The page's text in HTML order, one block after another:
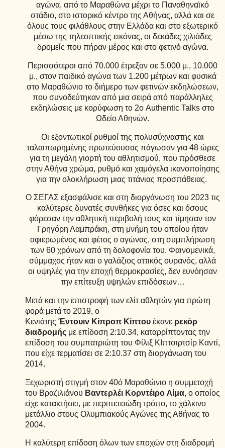
αγώνα, από το Μαραθώνα μέχρι το Παναθηναϊκό
στάδιο, στο ιστορικό κέντρο της Αθήνας, αλλά και σε
όλους τους φιλάθλους στην Ελλάδα και στο εξωτερικό
μέσω της τηλεοπτικής εικόνας, οι δεκάδες χιλιάδες
δρομείς που πήραν μέρος και στο φετινό αγώνα.
Περισσότεροι από 70.000 έτρεξαν σε 5.000 μ., 10.000
μ., στον παιδικό αγώνα των 1.200 μέτρων και φυσικά
στο Μαραθώνιο το διήμερο των φετινών εκδηλώσεων,
που συνοδεύτηκαν από μια σειρά από παράλληλες
εκδηλώσεις με κορύφωση το 2ο Authentic Talks στο
Ωδείο Αθηνών.
Οι εξοντωτικοί ρυθμοί της πολυσύχναστης και
ταλαιπωρημένης πρωτεύουσας πάγωσαν για 48 ώρες
για τη μεγάλη γιορτή του αθλητισμού, που πρόσθεσε
στην Αθήνα χρώμα, ρυθμό και χαμόγελα ικανοποίησης
για την ολοκλήρωση μιας τιτάνιας προσπάθειας.
Ο ΣΕΓΑΣ εξασφάλισε και στη διοργάνωση του 2023 τις
καλύτερες δυνατές συνθήκες για όσες και όσους
φόρεσαν την αθλητική περιβολή τους και τίμησαν τον
Γρηγόρη Λαμπράκη, στη μνήμη του οποίου ήταν
αφιερωμένος και φέτος ο αγώνας, στη συμπλήρωση
των 60 χρόνων από τη δολοφονία του. Φαινομενικά,
σύμμαχος ήταν και ο γαλάζιος αττικός ουρανός, αλλά
οι υψηλές για την εποχή θερμοκρασίες, δεν ευνόησαν
την επίτευξη υψηλών επιδόσεων…
Μετά και την επιστροφή των ελίτ αθλητών για πρώτη
φορά μετά το 2019, ο
Κενιάτης Έντουιν Κίπροπ Κίπτου έκανε ρεκόρ
διαδρομής με επίδοση 2:10.34, καταρρίπτοντας την
επίδοση του συμπατριώτη του Φίλιξ ΚΙπτσιρτσίρ Καντί,
που είχε τερματίσει σε 2:10.37 στη διοργάνωση του
2014.
Ξεχωριστή στιγμή στον 40ό Μαραθώνιο η συμμετοχή
του Βραζιλιάνου Βαντερλέι Κορντέιρο Λίμα, ο οποίος
είχε κατακτήσει, με περιπετειώδη τρόπο, το χάλκινο
μετάλλιο στους Ολυμπιακούς Αγώνες της Αθήνας το
2004.
Η καλύτερη επίδοση όλων των εποχών στη διαδρομή